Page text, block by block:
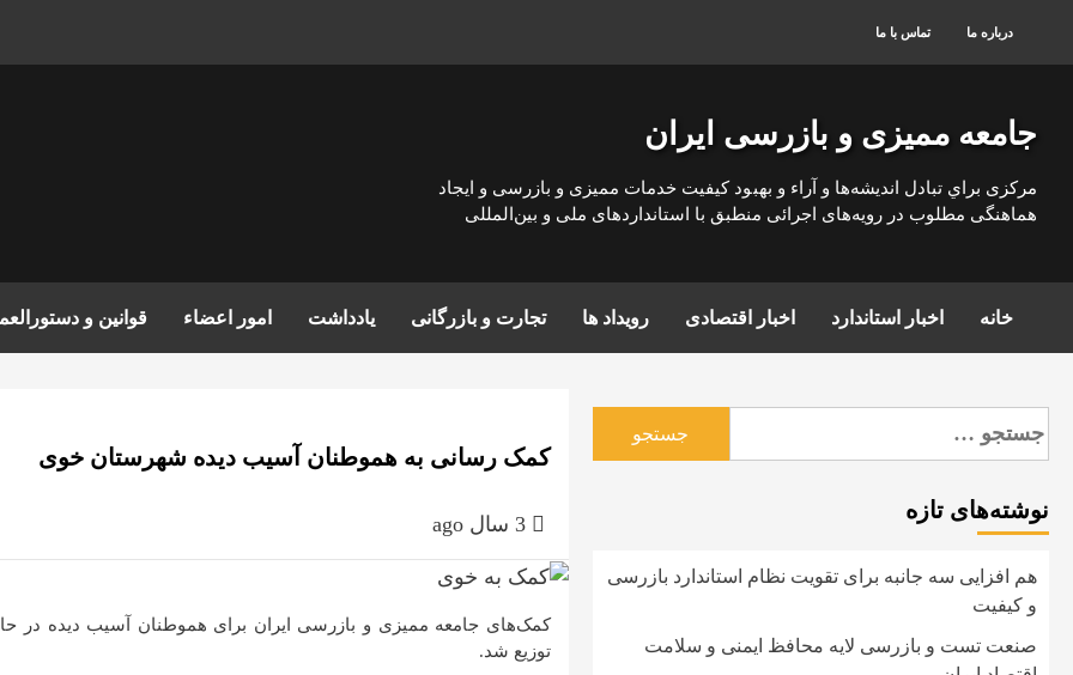
درباره ما تماس با ما
جامعه ممیزی و بازرسی ایران
مركزی براي تبادل انديشه‌ها و آراء و بهبود كيفيت خدمات مميزی و بازرسی و ايجاد
هماهنگی مطلوب در رويه‌های اجرائی منطبق با استانداردهای ملی و بين‌المللی
خانه اخبار استاندارد اخبار اقتصادی رویداد ها تجارت و بازرگانی یادداشت امور اعضاء قوانین و
کمک رسانی به هموطنان آسیب دیده شهرستان خوی
3 سال ago
کمک‌های جامعه ممیزی و بازرسی ایران برای هموطنان آسیب دیده در
توزیع شد.
جستجو
برای:
نوشته‌های تازه
هم افزایی سه جانبه برای تقویت نظام استاندارد بازرسی
و کیفیت
صنعت تست و بازرسی لایه محافظ ایمنی و سلامت